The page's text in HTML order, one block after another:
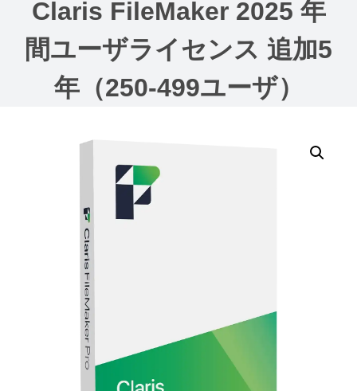
Claris FileMaker 2025 年
間ユーザライセンス 追加5
年（250-499ユーザ）